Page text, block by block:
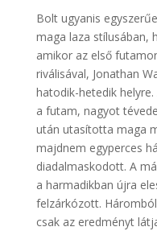
Bolt ugyanis
maga laza stílusában,
amikor az első
riválisával, Jonathan
hatodik-hetedik
a futam, nagyot
után utasította maga
majdnem egyperces
diadalmaskodott. A
a harmadikban újra
felzárkózott.
csak az eredményt